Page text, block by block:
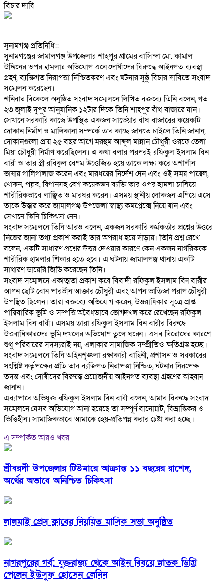
‎সুনামগঞ্জ প্রতিনিধি::
‎সুনামগঞ্জের জামালগঞ্জ উপজেলার শাহপুর গ্রামের বাসিন্দা মো. কামাল
উদ্দিনের ওপর হামলার অভিযোগ এনে দোষীদের বিরুদ্ধে আইনগত ব্যবস্থা
গ্রহণ, ব্যক্তিগত নিরাপত্তা নিশ্চিতকরণ এবং ঘটনার সুষ্ঠু বিচার দাবিতে সংবাদ
সম্মেলন করেছেন।
‎শনিবার বিকেলে অনুষ্ঠিত সংবাদ সম্মেলনে লিখিত বক্তব্যে তিনি বলেন, গত
২৩ জুলাই দুপুর আনুমানিক ১২টার দিকে তিনি শাহপুর বাঁধ বাজারে যান।
সেখানে সরকারি কাজে উপস্থিত একজন সার্ভেয়ার বাঁধ বাজারের কয়েকটি
দোকান নির্মাণ ও মালিকানা সম্পর্কে তার কাছে জানতে চাইলে তিনি জানান,
দোকানগুলো প্রায় ২৫ বছর আগে মরহুম আব্দুল মান্নান চৌধুরী ওরফে তেলা
মিয়া চৌধুরী নির্মাণ করেছিলেন। এ কথা বলার পরপরই রফিকুল ইসলাম বিন
বারী ও তার স্ত্রী রবিকুল বেগম উত্তেজিত হয়ে তাকে লক্ষ্য করে অশালীন
ভাষায় গালিগালাজ করেন এবং মারধরের নির্দেশ দেন এবং ওই সময় পায়েল,
খোকন, পল্লব, রিগানসহ বেশ কয়েকজন ব্যক্তি তার ওপর হামলা চালিয়ে
শারীরিকভাবে লাঞ্ছিত ও মারধর করেন। এসময় স্থানীয় লোকজন এগিয়ে এসে
তাকে উদ্ধার করে জামালগঞ্জ উপজেলা স্বাস্থ্য কমপ্লেক্সে নিয়ে যান এবং
সেখানে তিনি চিকিৎসা নেন।
‎সংবাদ সম্মেলনে তিনি আরও বলেন, একজন সরকারি কর্মকর্তার প্রশ্নের উত্তরে
নিজের জানা তথ্য প্রকাশ করাই তার অপরাধ হয়ে দাঁড়ায়। তিনি প্রশ্ন রেখে
বলেন, একটি সাধারণ প্রশ্নের উত্তর দেওয়ার কারণে কেন একজন নাগরিককে
শারীরিক হামলার শিকার হতে হবে। এ ঘটনায় জামালগঞ্জ থানায় একটি
সাধারণ ডায়েরি জিডি করেছেন তিনি।
‎সংবাদ সম্মেলনে একাত্মতা প্রকাশ করে বিবাদী রফিকুল ইসলাম বিন বারীর
আপন ছোট বোন পারভীন আক্তার চৌধুরী এবং আপন ভাতিজা পরাগ চৌধুরী
উপস্থিত ছিলেন। তারা বক্তব্যে অভিযোগ করেন, উত্তরাধিকার সূত্রে প্রাপ্ত
পারিবারিক ভূমি ও সম্পত্তি অবৈধভাবে ভোগদখল করে রেখেছেন রফিকুল
ইসলাম বিন বারী। এসময় তারা রফিকুল ইসলাম বিন বারীর বিরুদ্ধে
উত্তরাধিকারদের ভূমি দখলের অভিযোগ তুলে ধরেন। এসব বিরোধের কারণে
শুধু পরিবারের সদস্যরাই নয়, এলাকার সামাজিক সম্প্রীতিও ক্ষতিগ্রস্ত হচ্ছে।
‎সংবাদ সম্মেলনে তিনি আইনশৃঙ্খলা রক্ষাকারী বাহিনী, প্রশাসন ও সরকারের
সংশ্লিষ্ট কর্তৃপক্ষের প্রতি তার ব্যক্তিগত নিরাপত্তা নিশ্চিত, ঘটনার নিরপেক্ষ
তদন্ত এবং দোষীদের বিরুদ্ধে প্রয়োজনীয় আইনগত ব্যবস্থা গ্রহণের আহ্বান
জানান।
‎এব্যাপারে অভিযুক্ত রফিকুল ইসলাম বিন বারী বলেন, আমার বিরুদ্ধে সংবাদ
সম্মেলনে যেসব অভিযোগ আনা হয়েছে তা সম্পূর্ণ বানোয়াট, বিভ্রান্তিকর ও
ভিত্তিহীন। সামাজিকভাবে আমাকে হেয়-প্রতিপন্ন করার চেষ্টা করা হচ্ছে।
এ সম্পর্কিত আরও খবর
শ্রীবরদী উপজেলার টিউমারে আক্রান্ত ১১ বছরের রাশেদ,
অর্থের অভাবে অনিশ্চিত চিকিৎসা
লালমাই প্রেস ক্লাবের নিয়মিত মাসিক সভা অনুষ্ঠিত
নাগরপুরের গর্ব: যুক্তরাজ্য থেকে আইন বিষয়ে স্নাতক ডিগ্রি
পেলেন ইউসুফ হোসেন লেনিন